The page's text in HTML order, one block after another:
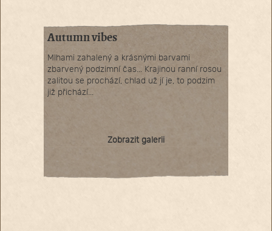
Autumn vibes
Mlhami zahalený a krásnými barvami
zbarvený podzimní čas... Krajinou ranní rosou
zalitou se prochází, chlad už jí je, to podzim
již přichází...
Zobrazit galerii